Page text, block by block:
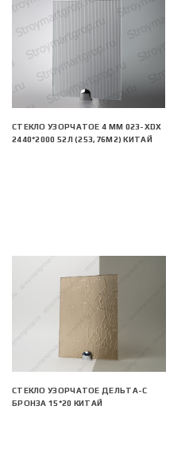
СТЕКЛО УЗОРЧАТОЕ 4 MM 023-XDX
2440*2000 52Л (253,76М2) КИТАЙ
СТЕКЛО УЗОРЧАТОЕ ДЕЛЬТА-С
БРОНЗА 15*20 КИТАЙ